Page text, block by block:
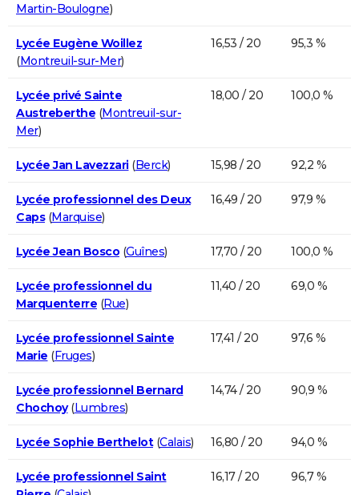
Martin-Boulogne)
Lycée Eugène Woillez
(Montreuil-sur-Mer)
16,53 / 20 95,3 %
Lycée privé Sainte
Austreberthe (Montreuil-sur-
Mer)
18,00 / 20 100,0 %
Lycée Jan Lavezzari(Berck) 15,98 / 20 92,2 %
Lycée professionnel des Deux
Caps(Marquise)
16,49 / 20 97,9 %
Lycée Jean Bosco (Guînes) 17,70 / 20 100,0 %
Lycée professionnel du
Marquenterre (Rue)
11,40 / 20 69,0 %
Lycée professionnel Sainte
Marie (Fruges)
17,41 / 20 97,6 %
Lycée professionnel Bernard
Chochoy(Lumbres)
14,74 / 20 90,9 %
Lycée Sophie Berthelot(Calais) 16,80 / 20 94,0 %
Lycée professionnel Saint
16,17 / 20 96,7 %